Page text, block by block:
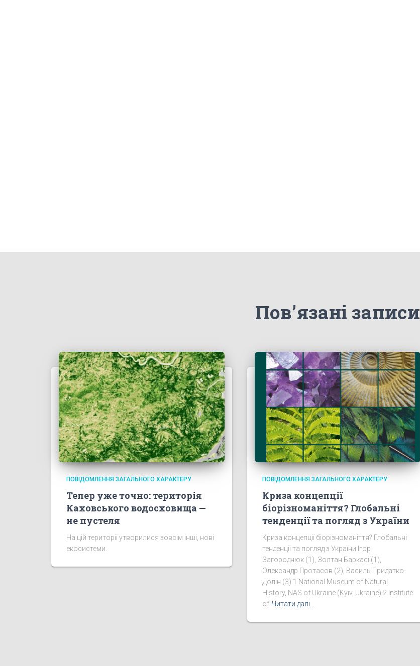
Пов’язані записи
ПОВІДОМЛЕННЯ ЗАГАЛЬНОГО ХАРАКТЕРУ
Тепер уже точно: територія
Каховського водосховища —
не пустеля
На цій території утворилися зовсім інші, нові
екосистеми.
ПОВІДОМЛЕННЯ ЗАГАЛЬНОГО ХАРАКТЕРУ
Криза концепції
біорізноманіття? Глобальні
тенденції та погляд з України
Криза концепції біорізноманіття? Глобальні
тенденції та погляд з України Ігор
Загороднюк (1), Золтан Баркасі (1),
Олександр Протасов (2), Василь Придатко-
Долін (3) 1 National Museum of Natural
History, NAS of Ukraine (Kyiv, Ukraine) 2 Institute
of Читати далі…